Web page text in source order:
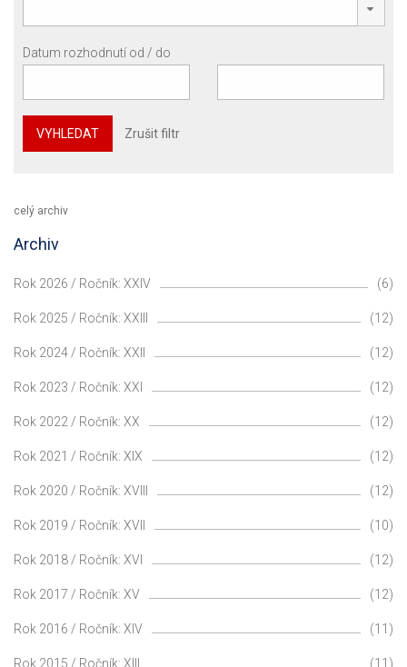
Datum rozhodnutí od / do
VYHLEDAT Zrušit filtr
celý archiv
Archiv
Rok 2026 / Ročník: XXIV (6)
Rok 2025 / Ročník: XXIII (12)
Rok 2024 / Ročník: XXII (12)
Rok 2023 / Ročník: XXI (12)
Rok 2022 / Ročník: XX (12)
Rok 2021 / Ročník: XIX (12)
Rok 2020 / Ročník: XVIII (12)
Rok 2019 / Ročník: XVII (10)
Rok 2018 / Ročník: XVI (12)
Rok 2017 / Ročník: XV (12)
Rok 2016 / Ročník: XIV (11)
Rok 2015 / Ročník: XIII (11)